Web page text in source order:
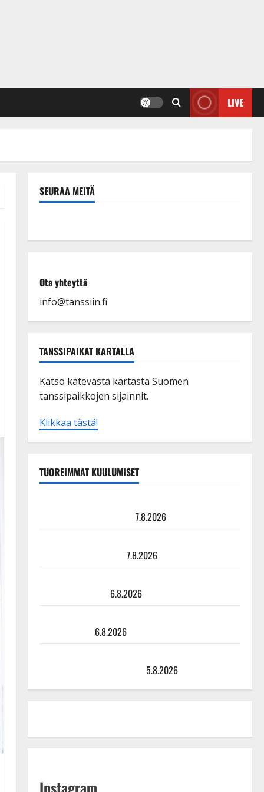
LIVE
SEURAA MEITÄ
Ota yhteyttä
info@tanssiin.fi
TANSSIPAIKAT KARTALLA
Katso kätevästä kartasta Suomen
tanssipaikkojen sijainnit.
Klikkaa tästä!
TUOREIMMAT KUULUMISET
7.8.2026
7.8.2026
6.8.2026
6.8.2026
5.8.2026
Instagram